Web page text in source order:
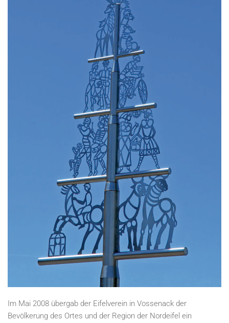
Im Mai 2008 übergab der Eifelverein in Vossenack der
Bevölkerung des Ortes und der Region der Nordeifel ein